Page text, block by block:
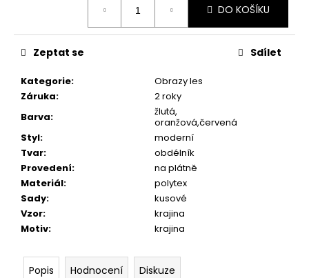
DO KOŠÍKU
Kategorie:
Obrazy les
Záruka:
2 roky
Barva:
žlutá,
oranžová,červená
Styl:
moderní
Tvar:
obdélník
Provedení:
na plátně
Materiál:
polytex
Sady:
kusové
Vzor:
krajina
Motiv: krajina
Zeptat se Sdílet
Popis Hodnocení Diskuze
BRIDGE
598
Kč